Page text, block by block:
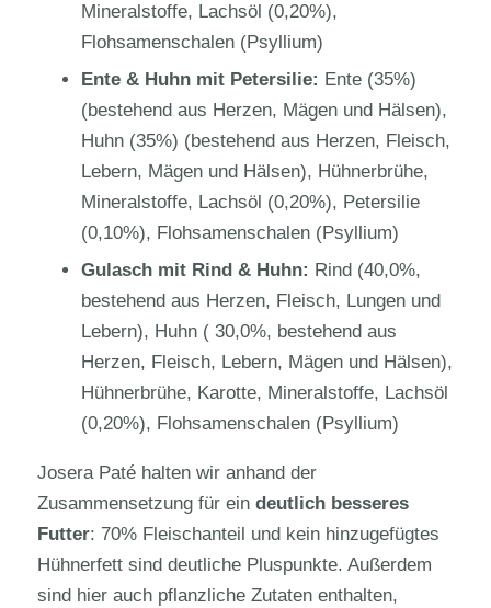
Mineralstoffe, Lachsöl (0,20%),
Flohsamenschalen (Psyllium)
Ente & Huhn mit Petersilie: Ente (35%)
(bestehend aus Herzen, Mägen und Hälsen),
Huhn (35%) (bestehend aus Herzen, Fleisch,
Lebern, Mägen und Hälsen), Hühnerbrühe,
Mineralstoffe, Lachsöl (0,20%), Petersilie
(0,10%), Flohsamenschalen (Psyllium)
Gulasch mit Rind & Huhn: Rind (40,0%,
bestehend aus Herzen, Fleisch, Lungen und
Lebern), Huhn ( 30,0%, bestehend aus
Herzen, Fleisch, Lebern, Mägen und Hälsen),
Hühnerbrühe, Karotte, Mineralstoffe, Lachsöl
(0,20%), Flohsamenschalen (Psyllium)
Josera Paté halten wir anhand der
Zusammensetzung für ein deutlich besseres
Futter: 70% Fleischanteil und kein hinzugefügtes
Hühnerfett sind deutliche Pluspunkte. Außerdem
sind hier auch pflanzliche Zutaten enthalten,